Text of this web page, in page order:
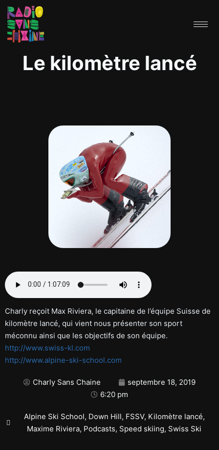
Le kilomètre lancé
Charly reçoit Max Riviera, le capitaine de l’équipe Suisse de
kilomètre lancé, qui vient nous présenter son sport
méconnu ainsi que les objectifs de son équipe.
http://www.swiss-kl.com
http://www.alpine-ski-school.com
Charly Sans Chaine
septembre 18, 2019
6:20 pm
Alpine Ski School, Down Hill, FSSV, Kilomètre lancé,
Maxime Riviera, Podcasts, Speed skiing, Swiss Ski